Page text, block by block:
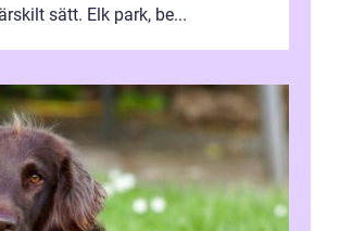
sätt. Elk park, be...